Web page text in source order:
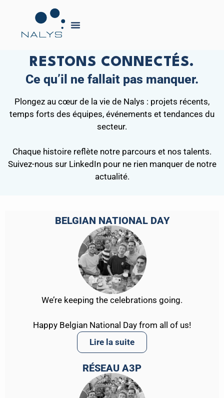
RESTONS CONNECTÉS.
Ce qu’il ne fallait pas manquer.
Plongez au cœur de la vie de Nalys : projets récents,
temps forts des équipes, événements et tendances du
secteur.
Chaque histoire reflète notre parcours et nos talents.
Suivez-nous sur LinkedIn pour ne rien manquer de notre
actualité.
BELGIAN NATIONAL DAY
We’re keeping the celebrations going.
Happy Belgian National Day from all of us!
Lire la suite
RÉSEAU A3P